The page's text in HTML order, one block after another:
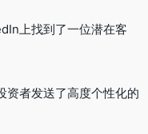
上找到了一位潜在客
者发送了高度个性化的